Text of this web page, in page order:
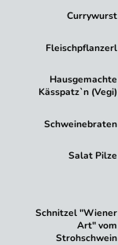
Currywurst
Fleischpflanzerl
Hausgemachte
Kässpatz`n (Vegi)
Schweinebraten
Salat Pilze
Schnitzel "Wiener
Art" vom
Strohschwein